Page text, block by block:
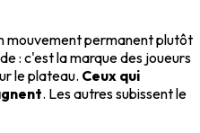
mouvement permanent plutôt
: c'est la marque des joueurs
le plateau. Ceux qui
. Les autres subissent le